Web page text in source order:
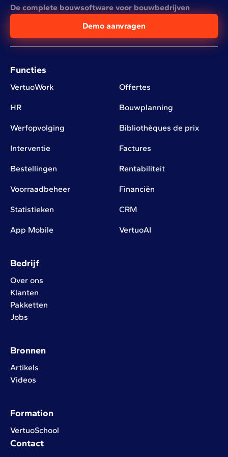
De complete bouwsoftware voor bouwbedrijven
Demo aanvragen
Functies
VertuoWork Offertes
HR Bouwplanning
Werfopvolging Bibliothèques de prix
Interventie Factures
Bestellingen Rentabiliteit
Voorraadbeheer Financiën
Statistieken CRM
App Mobile VertuoAI
Bedrijf
Over ons
Klanten
Pakketten
Jobs
Bronnen
Artikels
Videos
Formation
VertuoSchool
Contact